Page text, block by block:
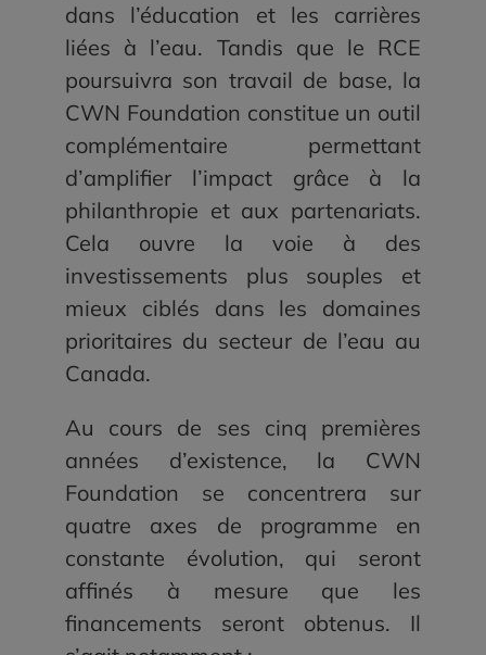
dans l’éducation et les carrières
liées à l’eau. Tandis que le RCE
poursuivra son travail de base, la
CWN Foundation constitue un outil
complémentaire permettant
d’amplifier l’impact grâce à la
philanthropie et aux partenariats.
Cela ouvre la voie à des
investissements plus souples et
mieux ciblés dans les domaines
prioritaires du secteur de l’eau au
Canada.
Au cours de ses cinq premières
années d’existence, la CWN
Foundation se concentrera sur
quatre axes de programme en
constante évolution, qui seront
affinés à mesure que les
financements seront obtenus. Il